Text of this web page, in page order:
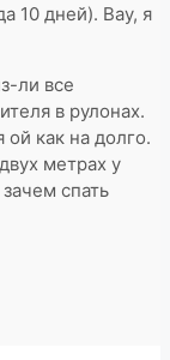
10 дней). Вау, я
ли все
в рулонах.
ой как на долго.
метрах у
спать